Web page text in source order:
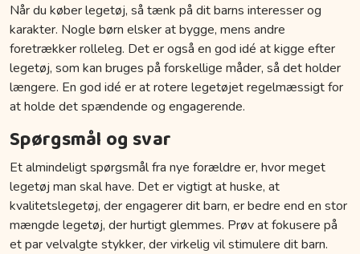
Når du køber legetøj, så tænk på dit barns interesser og
karakter. Nogle børn elsker at bygge, mens andre
foretrækker rolleleg. Det er også en god idé at kigge efter
legetøj, som kan bruges på forskellige måder, så det holder
længere. En god idé er at rotere legetøjet regelmæssigt for
at holde det spændende og engagerende.
Spørgsmål og svar
Et almindeligt spørgsmål fra nye forældre er, hvor meget
legetøj man skal have. Det er vigtigt at huske, at
kvalitetslegetøj, der engagerer dit barn, er bedre end en stor
mængde legetøj, der hurtigt glemmes. Prøv at fokusere på
et par velvalgte stykker, der virkelig vil stimulere dit barn.